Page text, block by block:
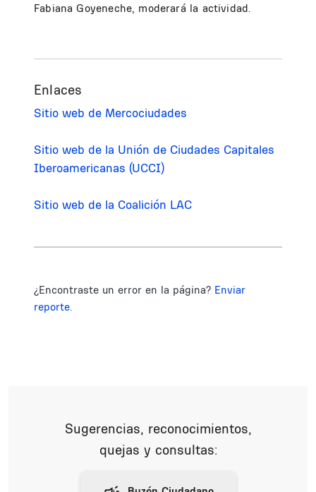
Fabiana Goyeneche, moderará la actividad.
Enlaces
Sitio web de Mercociudades
Sitio web de la Unión de Ciudades Capitales
Iberoamericanas (UCCI)
Sitio web de la Coalición LAC
¿Encontraste un error en la página? Enviar
reporte.
Sugerencias, reconocimientos,
quejas y consultas: